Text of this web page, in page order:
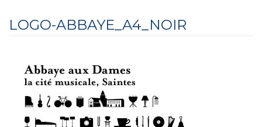
LOGO-ABBAYE_A4_NOIR